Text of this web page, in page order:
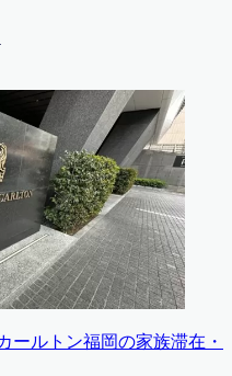
ールトン福岡の家族滞在・